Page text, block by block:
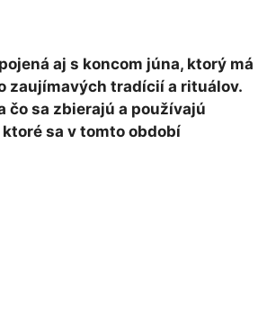
aj s koncom júna, ktorý má
zaujímavých tradícií a rituálov.
čo sa zbierajú a používajú
sa v tomto období